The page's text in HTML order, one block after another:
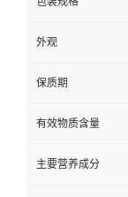
外观
保质期
有效物质含量
主要营养成分